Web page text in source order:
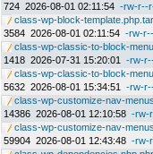
724 2026-08-01 02:11:54 -rw-r--
class-wp-block-template.php.tar
3584 2026-08-01 02:11:54 -rw-
class-wp-classic-to-block-
1418 2026-07-31 15:20:01 -rw-
class-wp-classic-to-block-
5632 2026-08-01 15:34:51 -rw-
class-wp-customize-nav-
14386 2026-08-01 12:10:58 -rw-
class-wp-customize-nav-
59904 2026-08-01 12:43:48 -rw-